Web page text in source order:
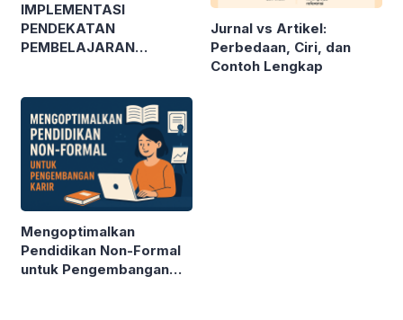
IMPLEMENTASI
PENDEKATAN
PEMBELAJARAN
KESETARAAN
Jurnal vs Artikel:
Perbedaan, Ciri, dan
Contoh Lengkap
Mengoptimalkan
Pendidikan Non-Formal
untuk Pengembangan